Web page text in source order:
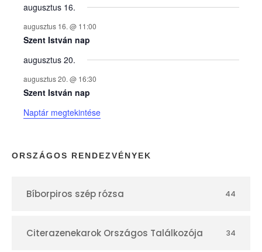
y
e
k
n
a
p
r
augusztus 16.
augusztus 16. @ 11:00
Szent István nap
augusztus 20.
augusztus 20. @ 16:30
Szent István nap
Naptár megtekintése
ORSZÁGOS RENDEZVÉNYEK
Bíborpiros szép rózsa 44
Citerazenekarok Országos Találkozója 34